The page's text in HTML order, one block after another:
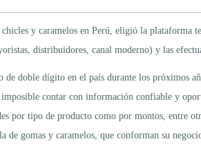
y caramelos en Perú, eligió la plataforma
distribuidores, canal moderno) y las
doble dígito en el país durante los próximos
contar con información confiable y
por tipo de producto como por montos, entre
gomas y caramelos, que conforman su